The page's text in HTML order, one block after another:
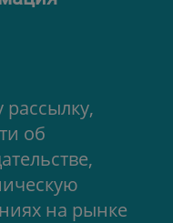
об
на рынке